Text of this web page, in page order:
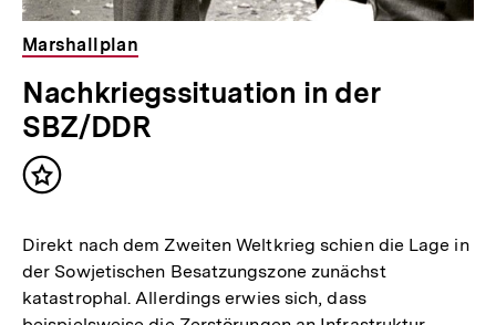
Marshallplan
Nachkriegssituation in der
SBZ/DDR
Inhalt
Direkt nach dem Zweiten Weltkrieg schien die Lage in
der Sowjetischen Besatzungszone zunächst
katastrophal. Allerdings erwies sich, dass